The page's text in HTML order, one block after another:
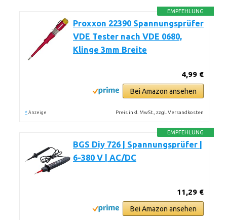
EMPFEHLUNG
Proxxon 22390 Spannungsprüfer
VDE Tester nach VDE 0680,
Klinge 3mm Breite
4,99 €
Bei Amazon ansehen
* Anzeige Preis inkl. MwSt., zzgl. Versandkosten
EMPFEHLUNG
BGS Diy 726 | Spannungsprüfer |
6-380 V | AC/DC
11,29 €
Bei Amazon ansehen